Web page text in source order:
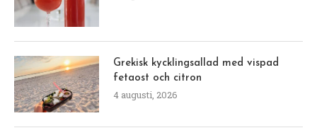
Grekisk kycklingsallad med vispad
fetaost och citron
4 augusti, 2026